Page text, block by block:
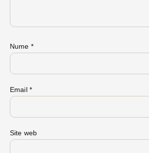
Nume *
Email *
Site web